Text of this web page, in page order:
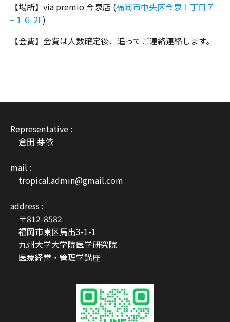
【場所】via premio 今泉店 (福岡市中央区今泉１丁目７
−１６ 2F)
【会費】会費は人数確定後、追ってご連絡連絡します。
Representative :
倉田 芽依
mail :
tropical.admin@gmail.com
address :
〒812-8582
福岡市東区馬出3-1-1
九州大学大学院医学研究院
医療経営・管理学講座